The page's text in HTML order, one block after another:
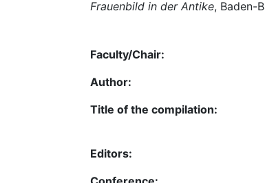
Frauenbild in der Antike, Baden-
Faculty/Chair:
Author:
Title of the compilation:
Editors: